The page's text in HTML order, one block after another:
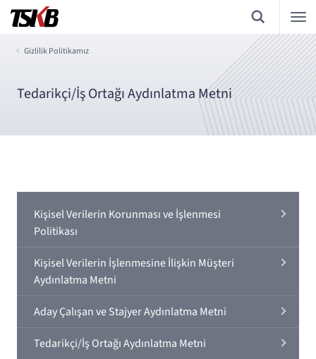
Gizlilik Politikamız
Tedarikçi/İş Ortağı Aydınlatma Metni
Kişisel Verilerin Korunması ve İşlenmesi
Politikası
Kişisel Verilerin İşlenmesine İlişkin Müşteri
Aydınlatma Metni
Aday Çalışan ve Stajyer Aydınlatma Metni
Tedarikçi/İş Ortağı Aydınlatma Metni